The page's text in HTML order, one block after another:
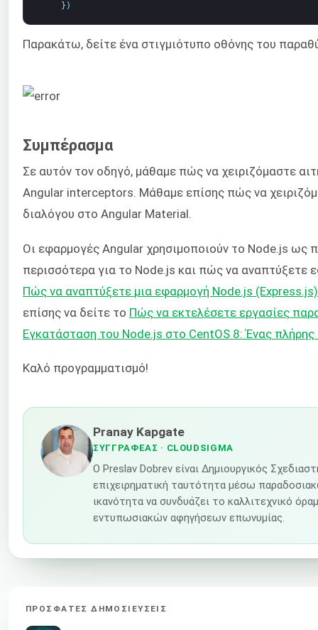
} )
Παρακάτω, δείτε ένα στιγμιότυπο οθόνης του
Συμπέρασμα
Σε αυτόν τον οδηγό, μάθαμε πώς να χειριζόμαστε
Angular interceptors. Μάθαμε επίσης πώς να
διαλόγου στο Angular Material.
Οι εφαρμογές Angular χρησιμοποιούν το Node.js ως
περισσότερα για το Node.js και πώς να αναπτύξετε
Πώς να αναπτύξετε μια εφαρμογή Node.js
επίσης να δείτε το Πώς να εκτελέσετε εργασίες
Εγκατάσταση του Node.js στο CentOS 8: Ένας
Καλό προγραμματισμό!
Pranay Kapgate
ΣΥΓΓΡΑΦΈΑΣ · CLOUDSIGMA
Ο Preslav Dobrev είναι Δημιουργικός
επιχειρηματική ταυτότητα μέσω
ικανότητα να συνδυάζει το καλλιτεχνικό
εντυπωσιακών αφηγήσεων επωνυμίας.
ΠΡΌΣΦΑΤΕΣ ΔΗΜΟΣΙΕΎΣΕΙΣ